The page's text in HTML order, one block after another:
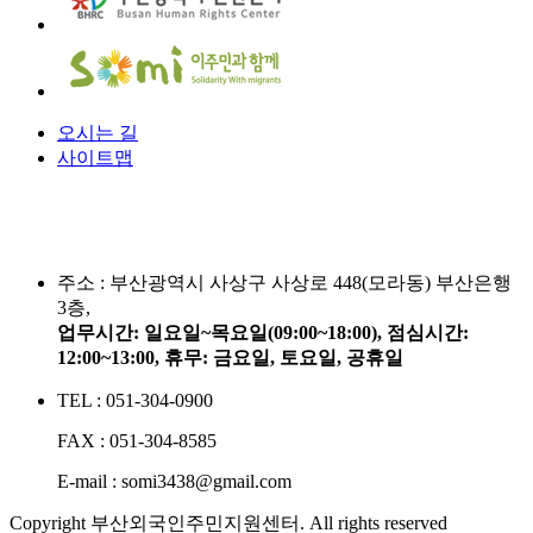
오시는 길
사이트맵
주소 : 부산광역시 사상구 사상로 448(모라동) 부산은행
3층,
업무시간: 일요일~목요일(09:00~18:00), 점심시간:
12:00~13:00, 휴무: 금요일, 토요일, 공휴일
TEL : 051-304-0900
FAX : 051-304-8585
E-mail : somi3438@gmail.com
Copyright 부산외국인주민지원센터. All rights reserved